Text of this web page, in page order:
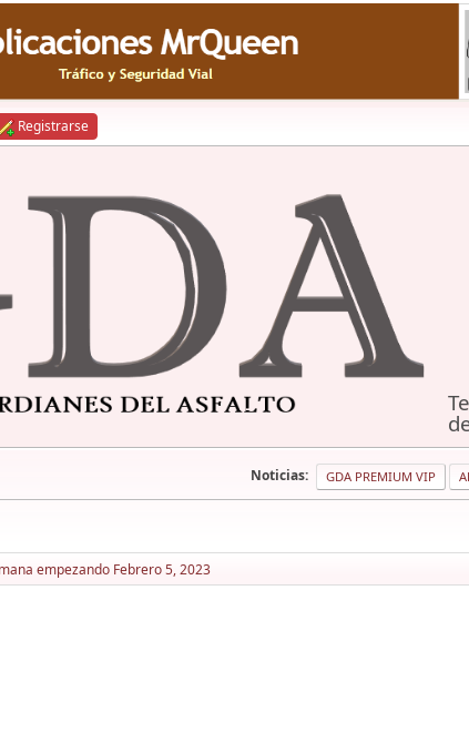
Registrarse
Noticias: GDA PREMIUM VIP
empezando Febrero 5, 2023